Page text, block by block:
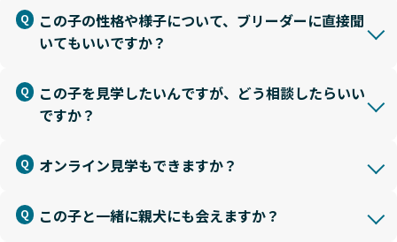
この子の性格や様子について、ブリーダーに直接聞
いてもいいですか？
この子を見学したいんですが、どう相談したらいい
ですか？
オンライン見学もできますか？
この子と一緒に親犬にも会えますか？